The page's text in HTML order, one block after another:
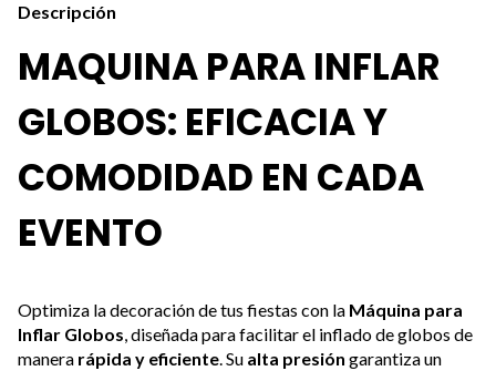
Descripción
MAQUINA PARA INFLAR
GLOBOS: EFICACIA Y
COMODIDAD EN CADA
EVENTO
Optimiza la decoración de tus fiestas con la Máquina para
Inflar Globos, diseñada para facilitar el inflado de globos de
manera rápida y eficiente. Su alta presión garantiza un